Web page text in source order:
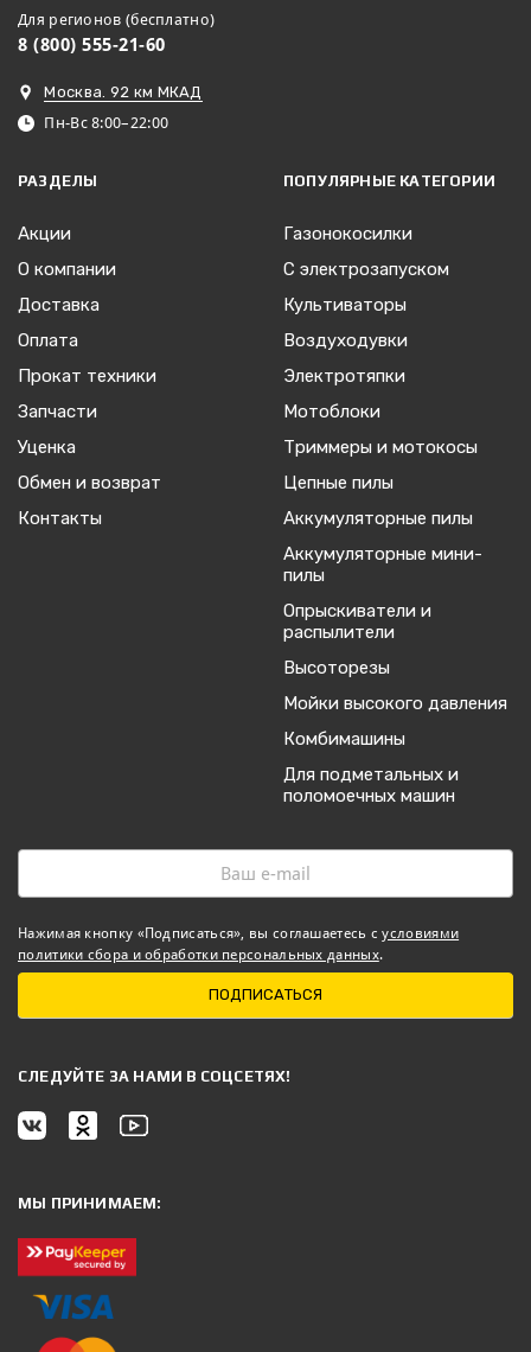
Для регионов (бесплатно)
8 (800) 555-21-60
Москва. 92 км МКАД
Пн-Вс 8:00–22:00
РАЗДЕЛЫ
Акции
О компании
Доставка
Оплата
Прокат техники
Запчасти
Уценка
Обмен и возврат
Контакты
ПОПУЛЯРНЫЕ КАТЕГОРИИ
Газонокосилки
С электрозапуском
Культиваторы
Воздуходувки
Электротяпки
Мотоблоки
Триммеры и мотокосы
Цепные пилы
Аккумуляторные пилы
Аккумуляторные мини-
пилы
Опрыскиватели и
распылители
Высоторезы
Мойки высокого давления
Комбимашины
Для подметальных и
поломоечных машин
Нажимая кнопку «Подписаться», вы соглашаетесь сусловиями
политики сбора и обработки персональных данных.
ПОДПИСАТЬСЯ
CЛЕДУЙТЕ ЗА НАМИ В СОЦСЕТЯХ!
МЫ ПРИНИМАЕМ: